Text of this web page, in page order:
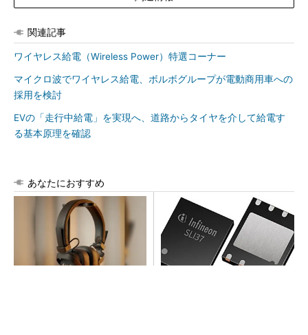
関連記事
ワイヤレス給電（Wireless Power）特選コーナー
マイクロ波でワイヤレス給電、ボルボグループが電動商用車への
採用を検討
EVの「走行中給電」を実現へ、道路からタイヤを介して給電す
る基本原理を確認
あなたにおすすめ